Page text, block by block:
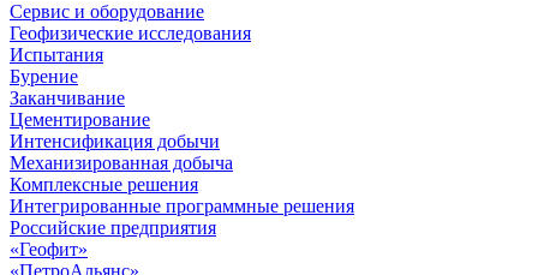
Сервис и оборудование
Геофизические исследования
Испытания
Бурение
Заканчивание
Цементирование
Интенсификация добычи
Механизированная добыча
Комплексные решения
Интегрированные программные решения
Российские предприятия
«Геофит»